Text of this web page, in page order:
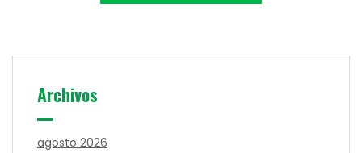
Archivos
agosto 2026